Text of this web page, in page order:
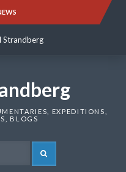
Strandberg
EXPEDITIONS,
BLOGS